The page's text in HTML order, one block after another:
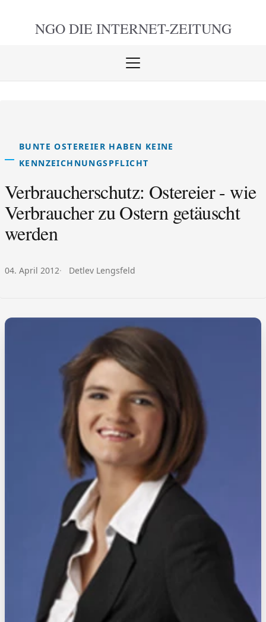
NGO DIE INTERNET-ZEITUNG
Menü
BUNTE OSTEREIER HABEN KEINE
KENNZEICHNUNGSPFLICHT
Verbraucherschutz: Ostereier - wie
Verbraucher zu Ostern getäuscht
werden
Veröffentlicht am:
04. April 2012 Autor:
Detlev Lengsfeld